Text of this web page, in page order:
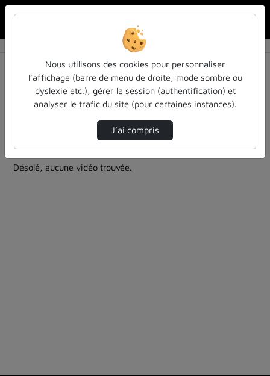
Résultats de la recherche
Filtres actifs (cliquer pour en retirer) :
Français
la-philo-en-petits-morceaux
analyse-critique
questions-cles-de-philosophie-des-sciences
0 vidéo trouvée
Désolé, aucune vidéo trouvée.
Nous utilisons des cookies pour personnaliser
l’affichage (barre de menu de droite, mode sombre ou
dyslexie etc.), gérer la session (authentification) et
analyser le trafic du site (pour certaines instances).
J’ai compris